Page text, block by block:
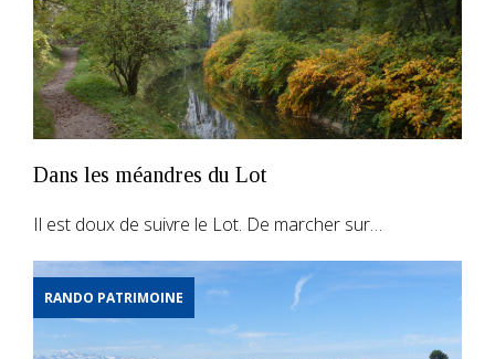
Dans les méandres du Lot
Il est doux de suivre le Lot. De marcher sur…
RANDO PATRIMOINE